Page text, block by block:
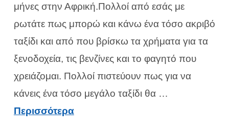
μήνες στην Αφρική.Πολλοί από εσάς με
ρωτάτε πως μπορώ και κάνω ένα τόσο ακριβό
ταξίδι και από που βρίσκω τα χρήματα για τα
ξενοδοχεία, τις βενζίνες και το φαγητό που
χρειάζομαι. Πολλοί πιστεύουν πως για να
κάνεις ένα τόσο μεγάλο ταξίδι θα …
Περισσότερα